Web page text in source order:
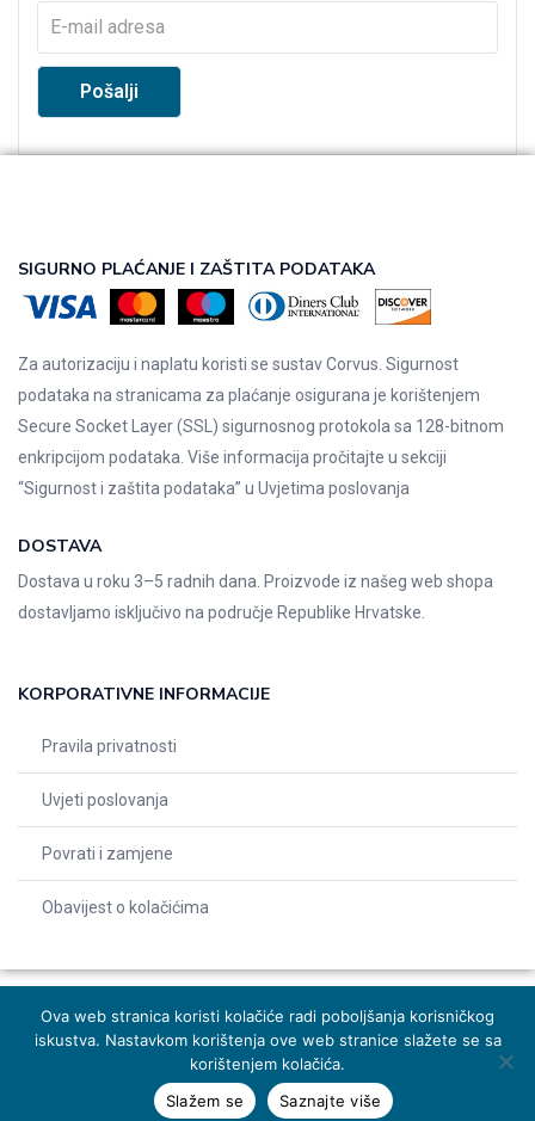
Dodaj u košaricu Naruči odmah
SIGURNO PLAĆANJE I ZAŠTITA PODATAKA
Za autorizaciju i naplatu koristi se sustav Corvus. Sigurnost
podataka na stranicama za plaćanje osigurana je korištenjem
Secure Socket Layer (SSL) sigurnosnog protokola sa 128-bitnom
enkripcijom podataka. Više informacija pročitajte u sekciji
“Sigurnost i zaštita podataka” u Uvjetima poslovanja
DOSTAVA
Dostava u roku 3–5 radnih dana. Proizvode iz našeg web shopa
dostavljamo isključivo na područje Republike Hrvatske.
KORPORATIVNE INFORMACIJE
Pravila privatnosti
Uvjeti poslovanja
Povrati i zamjene
Obavijest o kolačićima
© 2026 Indentals. Sva prava pridržana – Design by Michel studio
Ova web stranica koristi kolačiće radi poboljšanja korisničkog
iskustva. Nastavkom korištenja ove web stranice slažete se sa
korištenjem kolačića.
Slažem se
Saznajte više